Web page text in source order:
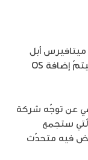
ميتافيرس أبل
حيث سيتمّ إضافة OS
عن توجّه شركة
ستجمع
رفض فيه متحدّث